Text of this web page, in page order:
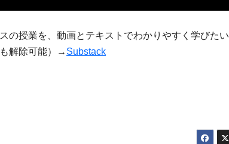
の授業を、動画とテキストでわかりやすく学びた
解除可能）→ Substack